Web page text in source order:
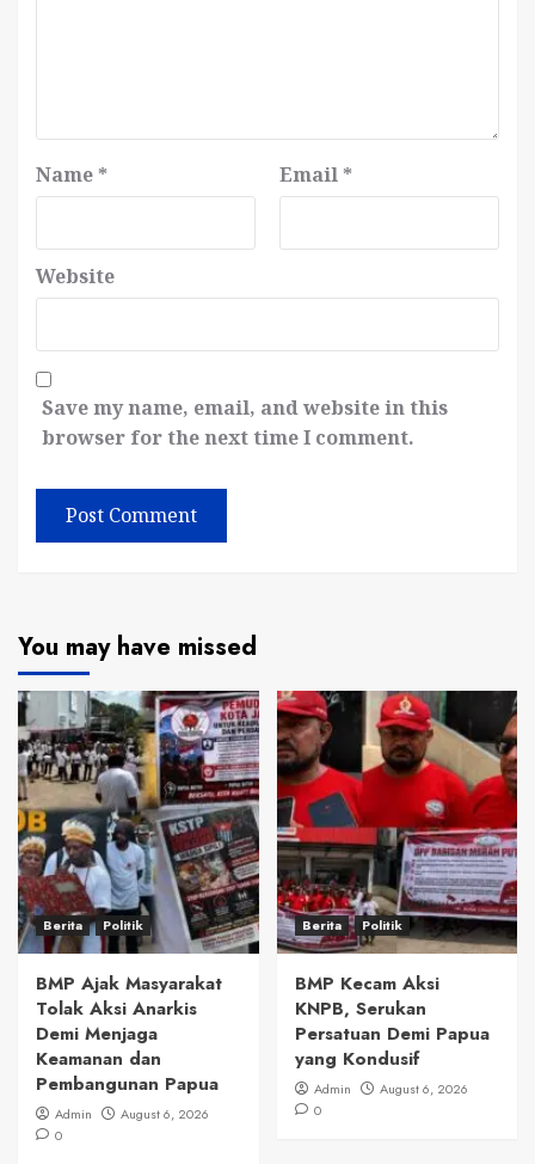
Name * Email *
Website
Save my name, email, and website in this
browser for the next time I comment.
You may have missed
Berita Politik
BMP Ajak Masyarakat
Tolak Aksi Anarkis
Demi Menjaga
Keamanan dan
Pembangunan Papua
Admin
August 6, 2026
0
Berita Politik
BMP Kecam Aksi
KNPB, Serukan
Persatuan Demi Papua
yang Kondusif
Admin
August 6, 2026
0